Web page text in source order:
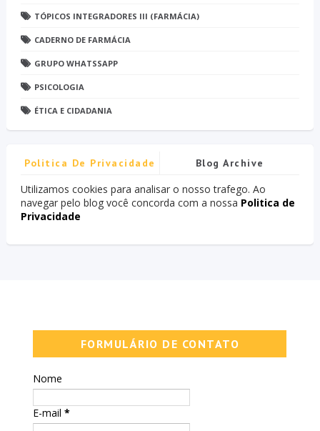
TÓPICOS INTEGRADORES III (FARMÁCIA)
CADERNO DE FARMÁCIA
GRUPO WHATSSAPP
PSICOLOGIA
ÉTICA E CIDADANIA
Politica De Privacidade Blog Archive
Utilizamos cookies para analisar o nosso trafego. Ao
navegar pelo blog você concorda com a nossa Politica de
Privacidade
FORMULÁRIO DE CONTATO
Nome
E-mail*